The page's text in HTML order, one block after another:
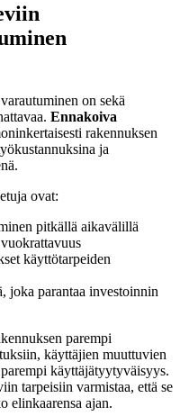
on sekä
Ennakoiva
rakennuksen
ja
ovat:
pitkällä aikavälillä
käyttötarpeiden
joka parantaa investoinnin
parempi
käyttäjien muuttuvien
käyttäjätyytyväisyys.
tarpeisiin varmistaa, että se
elinkaarensa ajan.